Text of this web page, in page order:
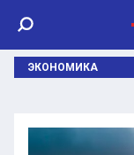
ЭКОНОМИКА